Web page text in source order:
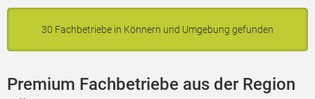
30 Fachbetriebe in Könnern und Umgebung gefunden
Premium Fachbetriebe aus der Region